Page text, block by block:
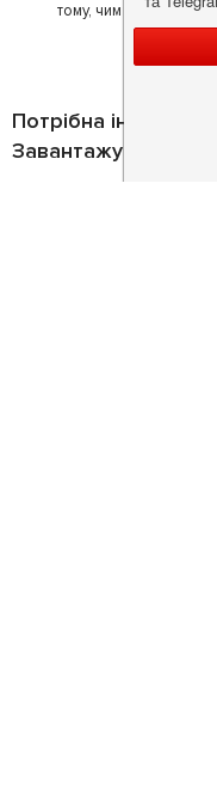
тому, чим він любить
Потрібна
Завантажуйте